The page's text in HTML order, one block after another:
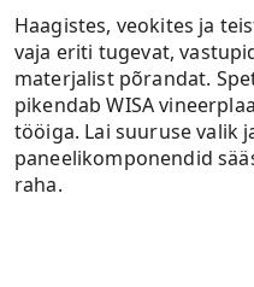
Haagistes, veokites ja
vaja eriti tugevat,
materjalist põrandat.
pikendab WISA
tööiga. Lai suuruse valik
paneelikomponendid
raha.